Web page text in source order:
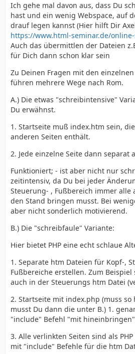
Ich gehe mal davon aus, dass Du
hast und ein wenig Webspace, auf
drauf legen kannst (Hier hilft Dir
https://www.html-seminar.de/
Auch das übermittlen der Dateien
für Dich dann schon klar sein
Zu Deinen Fragen mit den
führen mehrere Wege nach Rom.
A.) Die etwas "schreibintensive"
Du erwähnst.
1. Startseite muß index.htm sein,
anderen Seiten enthält.
2. Jede einzelne Seite dann separat
Funktioniert; - ist aber nicht nur
zeitintensiv, da Du bei jeder
Steuerung- , Fußbereich immer alle
den Stand bringen musst. Bei
aber nicht sonderlich motivierend.
B.) Die "schreibfaule" Variante:
Hier bietet PHP eine echt schlaue
1. Separate htm Dateien für Kopf-,
Fußbereiche erstellen. Zum
auch in der Steuerungs htm Datei
2. Startseite mit index.php (muss
musst Du dann die unter B.) 1.
"include" Befehl "mit
3. Alle verlinkten Seiten sind als
mit "include" Befehle für die htm